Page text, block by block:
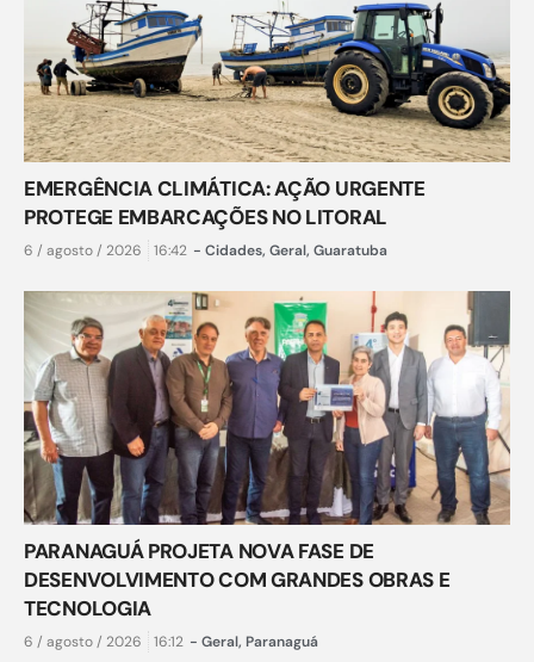
EMERGÊNCIA CLIMÁTICA: AÇÃO URGENTE
PROTEGE EMBARCAÇÕES NO LITORAL
6 / agosto / 2026 16:42 - Cidades, Geral, Guaratuba
PARANAGUÁ PROJETA NOVA FASE DE
DESENVOLVIMENTO COM GRANDES OBRAS E
TECNOLOGIA
6 / agosto / 2026 16:12 - Geral, Paranaguá